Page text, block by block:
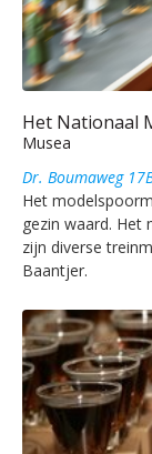
Het Nationaal
Musea
Dr. Boumaweg
Het
gezin waard. Het
zijn diverse
Baantjer.